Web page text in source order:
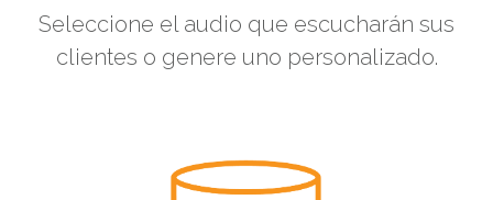
Seleccione el audio que escucharán sus
clientes o genere uno personalizado.